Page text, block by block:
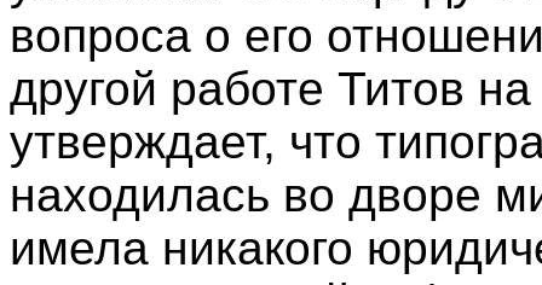
вопроса о его
другой работе Титов
утверждает, что
находилась во дворе
имела никакого